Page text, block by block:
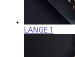
LANGE 1